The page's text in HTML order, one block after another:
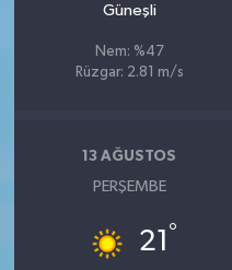
Güneşli
Nem: %47
Rüzgar: 2.81 m/s
13 AĞUSTOS
PERŞEMBE
21 °